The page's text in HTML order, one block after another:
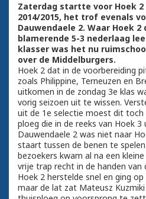
Zaterdag startte voor Hoek
2014/2015, het trof evenals
Dauwendaele 2. Waar Hoek
blamerende 5-3 nederlaag
klasser was het nu
over de Middelburgers.
Hoek 2 dat in de voorbereiding
zoals Philippine, Terneuzen en
uitkomen in de zondag 3e klas
vorig seizoen uit te wissen.
uit de 1e selectie moest dit toch
ploeg die in de reeks van Hoek
Dauwendaele 2 was niet naar
staart tussen de benen te
bezoekers kwam al na een
vrije trap recht in de handen van
Hoek 2 herstelde snel en ging
maar de lat zat Mateusz